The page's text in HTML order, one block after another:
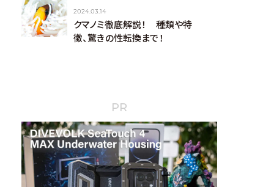
2024.03.14
クマノミ徹底解説！ 種類や特
徴、驚きの性転換まで！
PR